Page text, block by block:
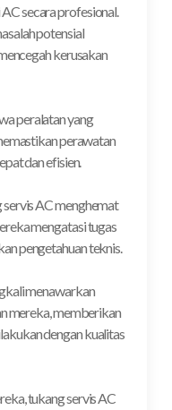
secara profesional.
potensial
kerusakan
peralatan yang
perawatan
dan efisien.
servis AC menghemat
mengatasi tugas
pengetahuan teknis.
menawarkan
mereka, memberikan
dengan kualitas
tukang servis AC